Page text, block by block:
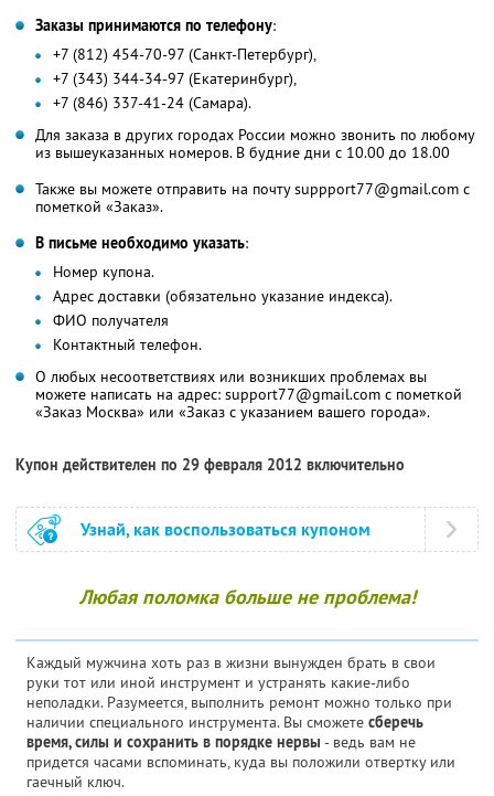
Заказы принимаются по телефону:
+7 (812) 454-70-97 (Санкт-Петербург),
+7 (343) 344-34-97 (Екатеринбург),
+7 (846) 337-41-24 (Самара).
Для заказа в других городах России можно звонить по любому
из вышеуказанных номеров. В будние дни с 10.00 до 18.00
Также вы можете отправить на почту suppport77@gmail.com с
пометкой «Заказ».
В письме необходимо указать:
Номер купона.
Адрес доставки (обязательно указание индекса).
ФИО получателя
Контактный телефон.
О любых несоответствиях или возникших проблемах вы
можете написать на адрес: support77@gmail.com с пометкой
«Заказ Москва» или «Заказ с указанием вашего города».
Купон действителен по 29 февраля 2012 включительно
Узнай, как воспользоваться купоном
Любая поломка больше не проблема!
Каждый мужчина хоть раз в жизни вынужден брать в свои
руки тот или иной инструмент и устранять какие-либо
неполадки. Разумеется, выполнить ремонт можно только при
наличии специального инструмента. Вы сможете сберечь
время, силы и сохранить в порядке нервы - ведь вам не
придется часами вспоминать, куда вы положили отвертку или
гаечный ключ.